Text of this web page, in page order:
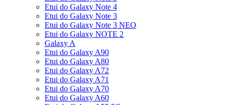
Etui do Galaxy Note 4
Etui do Galaxy Note 3
Etui do Galaxy Note 3 NEO
Etui do Galaxy NOTE 2
Galaxy A
Etui do Galaxy A90
Etui do Galaxy A80
Etui do Galaxy A72
Etui do Galaxy A71
Etui do Galaxy A70
Etui do Galaxy A60